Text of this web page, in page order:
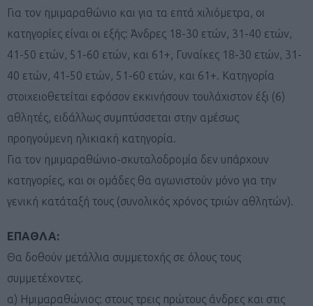
Για τον ημιμαραθώνιο και για τα επτά χιλιόμετρα, οι
κατηγορίες είναι οι εξής: Άνδρες 18-30 ετών, 31-40 ετών,
41-50 ετών, 51-60 ετών, και 61+, Γυναίκες 18-30 ετών, 31-
40 ετών, 41-50 ετών, 51-60 ετών, και 61+. Κατηγορία
στοιχειοθετείται εφόσον εκκινήσουν τουλάχιστον έξι (6)
αθλητές, ειδάλλως συμπτύσσεται στην αμέσως
προηγούμενη ηλικιακή κατηγορία.
Για τον ημιμαραθώνιο-σκυταλοδρομία δεν υπάρχουν
κατηγορίες, και οι ομάδες θα αγωνιστούν μόνο για την
γενική κατάταξή τους (συνολικός χρόνος τριών αθλητών).
ΕΠΑΘΛΑ:
Θα δοθούν μετάλλια συμμετοχής σε όλους τους
συμμετέχοντες.
α) Ημιμαραθώνιος: στους τρεις πρώτους άνδρες και στις